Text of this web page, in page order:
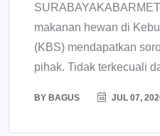
makanan hewan di
(KBS) mendapatkan
pihak. Tidak terkecuali
BY BAGUS JUL 07,